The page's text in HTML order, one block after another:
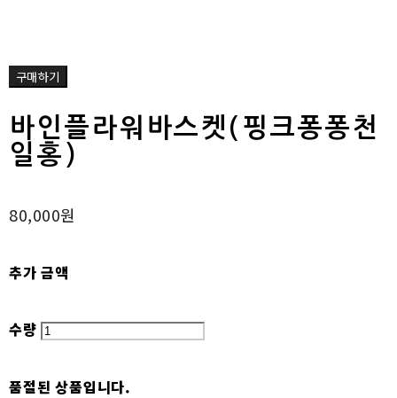
구매하기
바인플라워바스켓(핑크퐁퐁천
일홍)
80,000원
추가 금액
수량
품절된 상품입니다.